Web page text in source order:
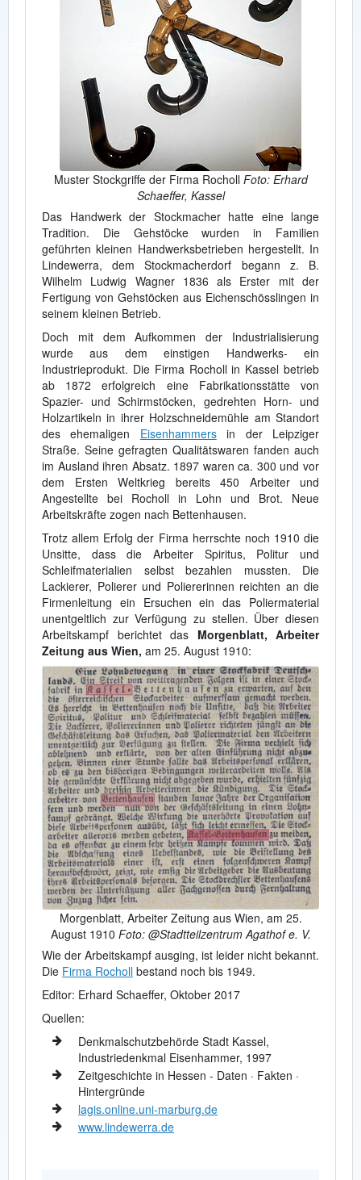
Muster Stockgriffe der Firma Rocholl Foto: Erhard
Schaeffer, Kassel
Das Handwerk der Stockmacher hatte eine lange
Tradition. Die Gehstöcke wurden in Familien
geführten kleinen Handwerksbetrieben hergestellt. In
Lindewerra, dem Stockmacherdorf begann z. B.
Wilhelm Ludwig Wagner 1836 als Erster mit der
Fertigung von Gehstöcken aus Eichenschösslingen in
seinem kleinen Betrieb.
Doch mit dem Aufkommen der Industrialisierung
wurde aus dem einstigen Handwerks- ein
Industrieprodukt. Die Firma Rocholl in Kassel betrieb
ab 1872 erfolgreich eine Fabrikationsstätte von
Spazier- und Schirmstöcken, gedrehten Horn- und
Holzartikeln in ihrer Holzschneidemühle am Standort
des ehemaligen Eisenhammersin der Leipziger
Straße. Seine gefragten Qualitätswaren fanden auch
im Ausland ihren Absatz. 1897 waren ca. 300 und vor
dem Ersten Weltkrieg bereits 450 Arbeiter und
Angestellte bei Rocholl in Lohn und Brot. Neue
Arbeitskräfte zogen nach Bettenhausen.
Trotz allem Erfolg der Firma herrschte noch 1910 die
Unsitte, dass die Arbeiter Spiritus, Politur und
Schleifmaterialien selbst bezahlen mussten. Die
Lackierer, Polierer und Poliererinnen reichten an die
Firmenleitung ein Ersuchen ein das Poliermaterial
unentgeltlich zur Verfügung zu stellen. Über diesen
Arbeitskampf berichtet das Morgenblatt, Arbeiter
Zeitung aus Wien, am 25. August 1910:
Morgenblatt, Arbeiter Zeitung aus Wien, am 25.
August 1910 Foto: @Stadtteilzentrum Agathof e. V.
Wie der Arbeitskampf ausging, ist leider nicht bekannt.
Die Firma Rocholl bestand noch bis 1949.
Editor: Erhard Schaeffer, Oktober 2017
Quellen:
Denkmalschutzbehörde Stadt Kassel,
Industriedenkmal Eisenhammer, 1997
Zeitgeschichte in Hessen - Daten · Fakten ·
Hintergründe
lagis.online.uni-marburg.de
www.lindewerra.de